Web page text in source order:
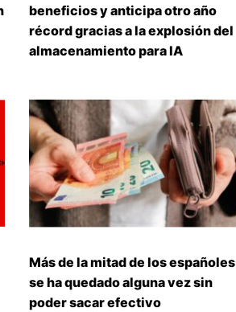
beneficios y anticipa otro año
récord gracias a la explosión del
almacenamiento para IA
Más de la mitad de los españoles
se ha quedado alguna vez sin
poder sacar efectivo